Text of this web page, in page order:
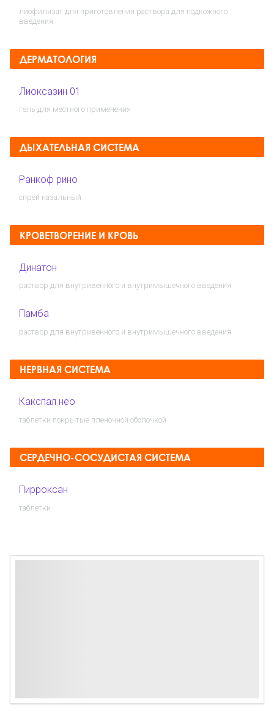
лиофилизат для приготовления раствора для подкожного
введения
ДЕРМАТОЛОГИЯ
Лиоксазин 01
гель для местного применения
ДЫХАТЕЛЬНАЯ СИСТЕМА
Ранкоф рино
спрей назальный
КРОВЕТВОРЕНИЕ И КРОВЬ
Динатон
раствор для внутривенного и внутримышечного введения
Памба
раствор для внутривенного и внутримышечного введения
НЕРВНАЯ СИСТЕМА
Какспал нео
таблетки покрытые пленочной оболочкой
СЕРДЕЧНО-СОСУДИСТАЯ СИСТЕМА
Пирроксан
таблетки